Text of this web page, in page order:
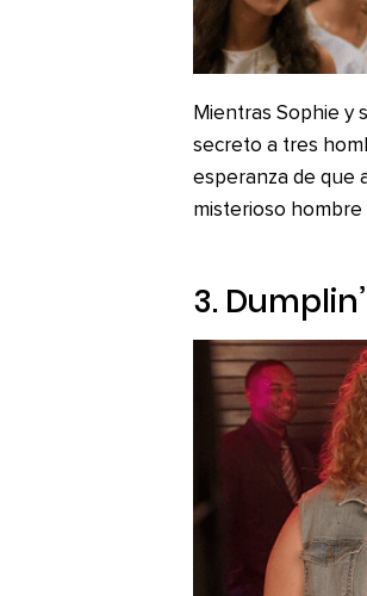
Mientras Sophie y
secreto a tres
esperanza de que
misterioso hombre
3. Dumplin’